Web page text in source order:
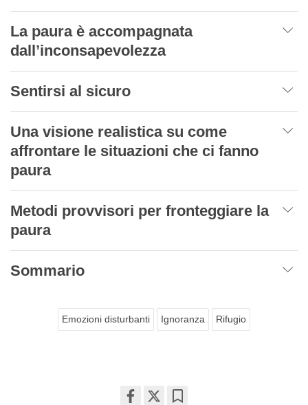
La paura è accompagnata
dall’inconsapevolezza
Sentirsi al sicuro
Una visione realistica su come
affrontare le situazioni che ci fanno
paura
Metodi provvisori per fronteggiare la
paura
Sommario
Emozioni disturbanti Ignoranza Rifugio